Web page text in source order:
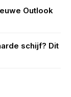
Outlook
schijf? Dit